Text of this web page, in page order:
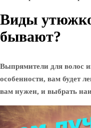
Виды
бывают?
Выпрямители для волос
особенности, вам будет
вам нужен, и выбрать